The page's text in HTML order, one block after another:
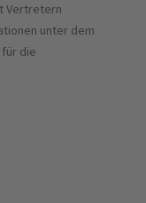
Vertretern
unter dem
die